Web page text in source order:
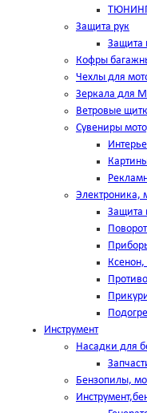
Защита рук
Защита
Кофры
Чехлы для
Зеркала для
Ветровые
Сувениры
Электроника,
Защита
Ксенон,
Инструмент
Насадки для
Бензопилы,